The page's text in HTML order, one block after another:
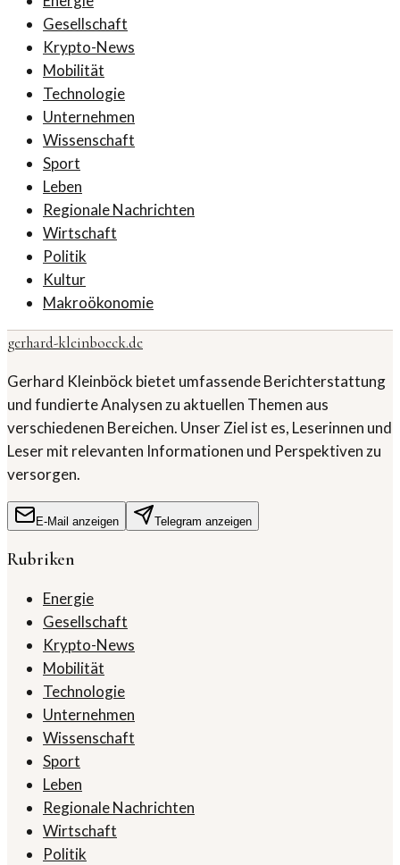
Gesellschaft
Krypto-News
Mobilität
Technologie
Unternehmen
Wissenschaft
Sport
Leben
Regionale Nachrichten
Wirtschaft
Politik
Kultur
Makroökonomie
gerhard-kleinboeck.de
Gerhard Kleinböck bietet umfassende Berichterstattung
und fundierte Analysen zu aktuellen Themen aus
verschiedenen Bereichen. Unser Ziel ist es, Leserinnen und
Leser mit relevanten Informationen und Perspektiven zu
versorgen.
E-Mail anzeigen Telegram anzeigen
Rubriken
Energie
Gesellschaft
Krypto-News
Mobilität
Technologie
Unternehmen
Wissenschaft
Sport
Leben
Regionale Nachrichten
Wirtschaft
Politik